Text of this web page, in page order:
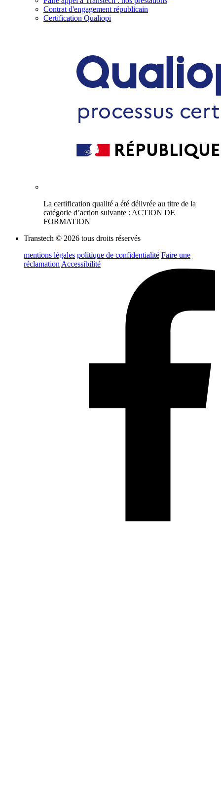
Contrat d'engagement républicain
Certification Qualiopi
La certification qualité a été délivrée au titre de la
catégorie d’action suivante : ACTION DE
FORMATION
Transtech © 2026 tous droits réservés
mentions légales politique de confidentialité Faire une
réclamation Accessibilité